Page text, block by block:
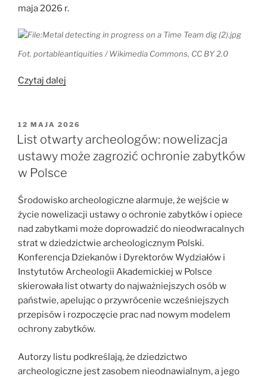
maja 2026 r.
Fot. portableantiquities / Wikimedia Commons, CC BY 2.0
Czytaj dalej
ustawy.
Podpisz
list
OPUBLIKOWANE
W
12 MAJA 2026
List otwarty archeologów: nowelizacja
ustawy może zagrozić ochronie zabytków
w Polsce
Środowisko archeologiczne alarmuje, że wejście w
życie nowelizacji ustawy o ochronie zabytków i opiece
nad zabytkami może doprowadzić do nieodwracalnych
strat w dziedzictwie archeologicznym Polski.
Konferencja Dziekanów i Dyrektorów Wydziałów i
Instytutów Archeologii Akademickiej w Polsce
skierowała list otwarty do najważniejszych osób w
państwie, apelując o przywrócenie wcześniejszych
przepisów i rozpoczęcie prac nad nowym modelem
ochrony zabytków.
Autorzy listu podkreślają, że dziedzictwo
archeologiczne jest zasobem nieodnawialnym, a jego